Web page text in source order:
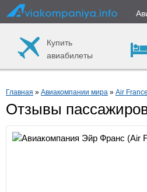
Купить
авиабилеты
Главная » Авиакомпании мира » Air France
Отзывы